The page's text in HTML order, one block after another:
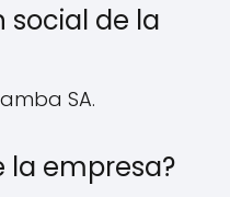
social de la
SA.
la empresa?